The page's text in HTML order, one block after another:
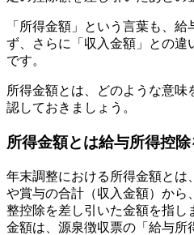
「所得金額」という言葉も、
ず、さらに「収入金額」との違
です。
所得金額とは、どのような意
認しておきましょう。
所得金額とは給与所得控
年末調整における所得金額とは、
や賞与の合計（収入金額）から
整控除を差し引いた金額を指し
金額は、源泉徴収票の「給与所